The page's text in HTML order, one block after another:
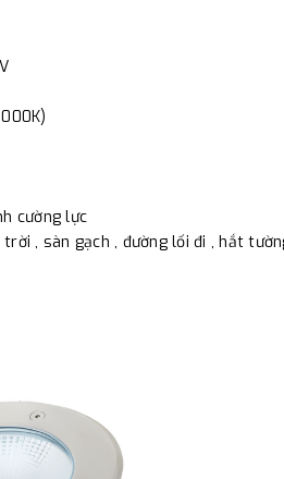
cường lực
, sàn gạch , đường lối đi , hắt